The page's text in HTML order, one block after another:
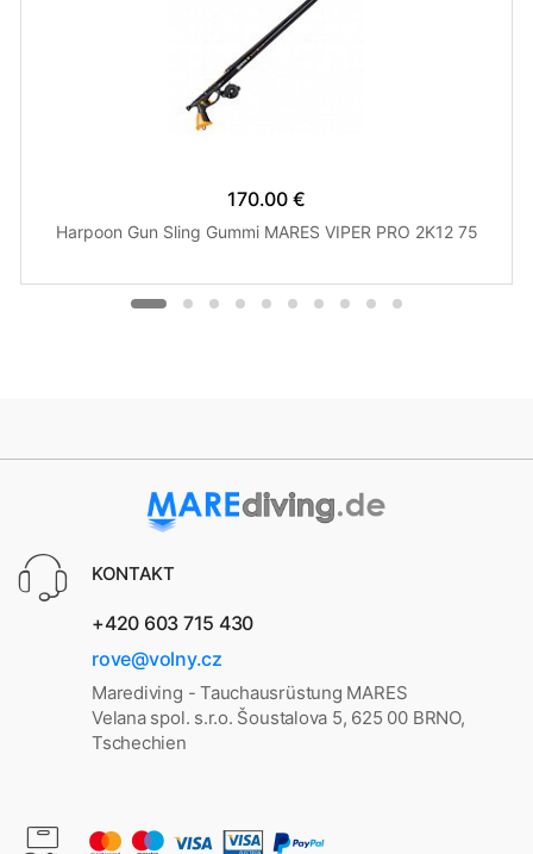
170.00 €
Harpoon Gun Sling Gummi MARES VIPER PRO 2K12 75
KONTAKT
+420 603 715 430
rove@volny.cz
Marediving - Tauchausrüstung MARES
Velana spol. s.r.o. Šoustalova 5, 625 00 BRNO,
Tschechien